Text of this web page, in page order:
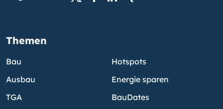
Themen
Bau
Ausbau
TGA
Hotspots
Energie sparen
BauDates